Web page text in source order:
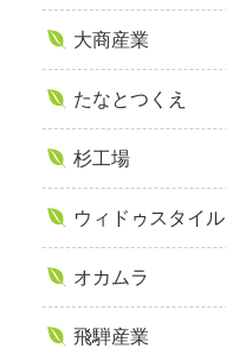
大商産業
たなとつくえ
杉工場
ウィドゥスタイル
オカムラ
飛騨産業